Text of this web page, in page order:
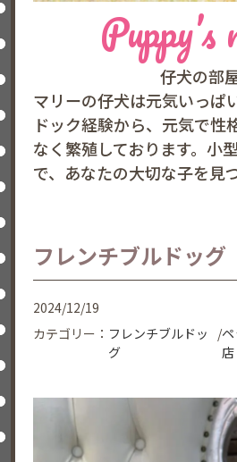
Puppy’s
仔犬の部
マリーの仔犬は元気いっぱ
ドック経験から、元気で性
なく繁殖しております。小
で、あなたの大切な子を見
フレンチブルドッグ
2024/12/19
カテゴリー： フレンチブルドッ
グ
/
店